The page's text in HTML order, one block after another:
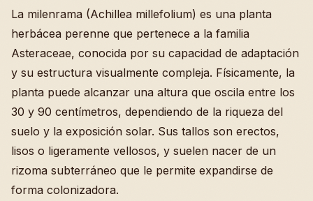
La milenrama (Achillea millefolium) es una planta
herbácea perenne que pertenece a la familia
Asteraceae, conocida por su capacidad de adaptación
y su estructura visualmente compleja. Físicamente, la
planta puede alcanzar una altura que oscila entre los
30 y 90 centímetros, dependiendo de la riqueza del
suelo y la exposición solar. Sus tallos son erectos,
lisos o ligeramente vellosos, y suelen nacer de un
rizoma subterráneo que le permite expandirse de
forma colonizadora.